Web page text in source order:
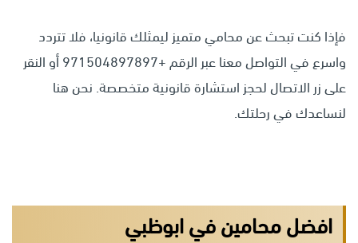
فإذا كنت تبحث عن محامي متميز ليمثلك قانونيا، فلا تتردد
واسرع في التواصل معنا عبر الرقم +971504897897 أو النقر
على زر الاتصال لحجز استشارة قانونية متخصصة. نحن هنا
لنساعدك في رحلتك.
افضل محامين في ابوظبي